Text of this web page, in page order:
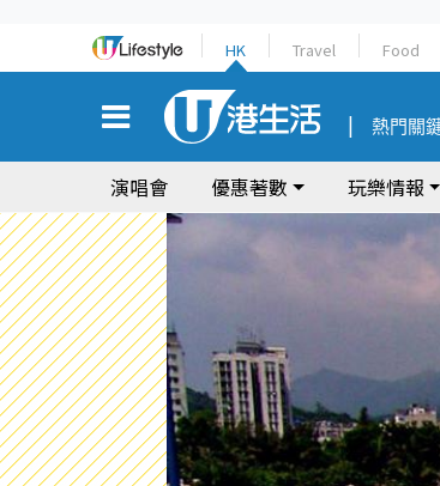
HK Travel Food
熱門關
演唱會 優惠著數 玩樂情報